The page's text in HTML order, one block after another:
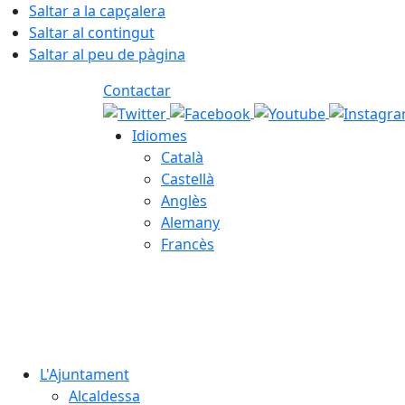
Saltar a la capçalera
Saltar al contingut
Saltar al peu de pàgina
Contactar
Idiomes
Català
Castellà
Anglès
Alemany
Francès
L'Ajuntament
Alcaldessa